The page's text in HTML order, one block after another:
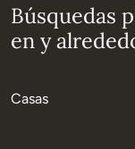
Búsquedas
en y
Casas